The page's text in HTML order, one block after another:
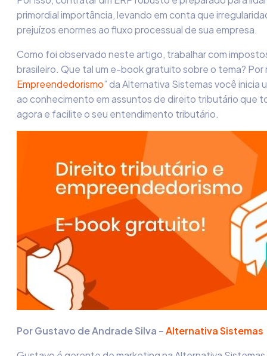
primordial importância, levando em conta que
prejuízos enormes ao fluxo processual de sua empresa.
Como foi observado neste artigo, trabalhar com
brasileiro. Que tal um e-book gratuito sobre o tema? Por
Empreendedorismo” da Alternativa Sistemas você inicia
ao conhecimento em assuntos de direito tributário que
agora e facilite o seu entendimento tributário.
Por Gustavo de Andrade Silva –Alternativa Sistemas